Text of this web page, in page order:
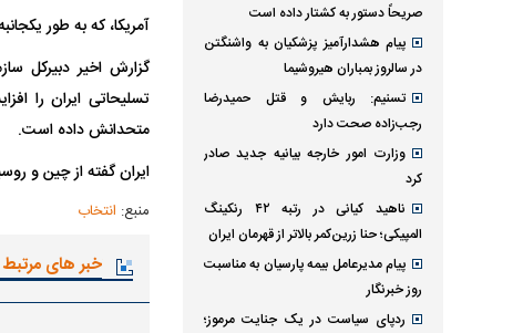
آمریکا، که به طور
گزارش اخیر دبیرکل
تسلیحاتی ایران را
متحدانش داده است.
ایران گفته از چین و
منبع: انتخاب
خبر های مرتبط
صریحاً دستور به کشتار داده است
پیام هشدارآمیز پزشکیان به واشنگتن
در سالروز بمباران هیروشیما
تسنیم: ربایش و قتل حمیدرضا
رجب‌زاده صحت دارد
وزارت امور خارجه بیانیه جدید صادر
کرد
ناهید کیانی در رتبه ۴۲ رنکینگ
المپیکی؛ حنا زرین‌کمر بالاتر از قهرمان ایران
پیام مدیرعامل بیمه پارسیان به مناسبت
روز خبرنگار
ردپای سیاست در یک جنایت مرموز؛